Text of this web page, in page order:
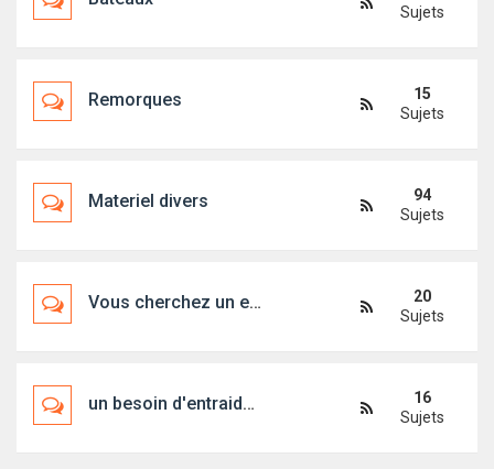
Sujets
Remorques
15
Sujets
Materiel divers
94
Sujets
Vous cherchez un embarquement, un bateau, un skipper...
20
Sujets
un besoin d'entraide ?
16
Sujets